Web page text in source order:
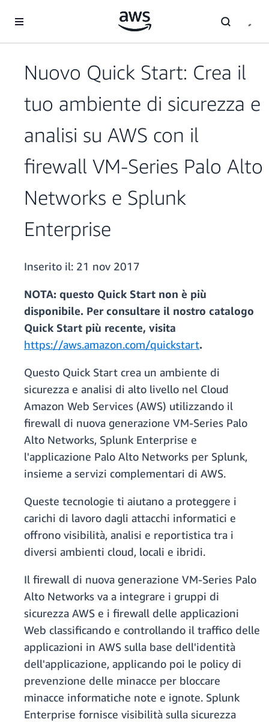
Nuovo Quick Start: Crea il
tuo ambiente di sicurezza e
analisi su AWS con il
firewall VM-Series Palo Alto
Networks e Splunk
Enterprise
Inserito il: 21 nov 2017
NOTA: questo Quick Start non è più
disponibile. Per consultare il nostro catalogo
Quick Start più recente, visita
https://aws.amazon.com/quickstart.
Questo Quick Start crea un ambiente di
sicurezza e analisi di alto livello nel Cloud
Amazon Web Services (AWS) utilizzando il
firewall di nuova generazione VM-Series Palo
Alto Networks, Splunk Enterprise e
l'applicazione Palo Alto Networks per Splunk,
insieme a servizi complementari di AWS.
Queste tecnologie ti aiutano a proteggere i
carichi di lavoro dagli attacchi informatici e
offrono visibilità, analisi e reportistica tra i
diversi ambienti cloud, locali e ibridi.
Il firewall di nuova generazione VM-Series Palo
Alto Networks va a integrare i gruppi di
sicurezza AWS e i firewall delle applicazioni
Web classificando e controllando il traffico delle
applicazioni in AWS sulla base dell'identità
dell'applicazione, applicando poi le policy di
prevenzione delle minacce per bloccare
minacce informatiche note e ignote. Splunk
Enterprise fornisce visibilità sulla sicurezza